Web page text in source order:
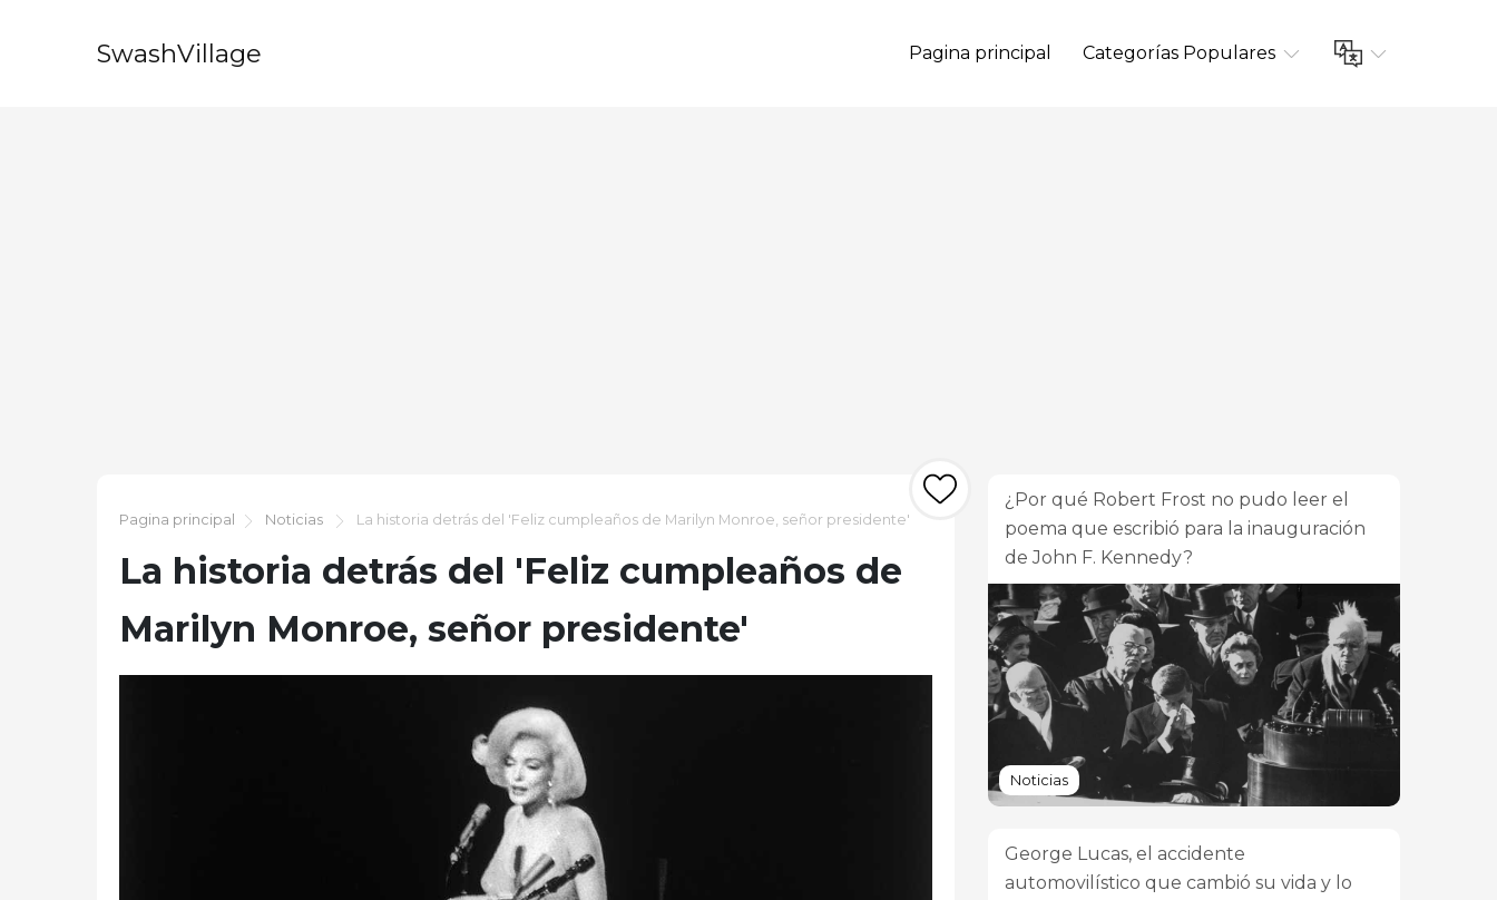
SwashVillage Pagina principal Categorías Populares
Pagina principal Noticias La historia detrás del 'Feliz cumpleaños de Marilyn Monroe, señor presidente'
La historia detrás del 'Feliz cumpleaños de
Marilyn Monroe, señor presidente'
¿Por qué Robert Frost no pudo leer el
poema que escribió para la inauguración
de John F. Kennedy?
Noticias
George Lucas, el accidente
automovilístico que cambió su vida y lo